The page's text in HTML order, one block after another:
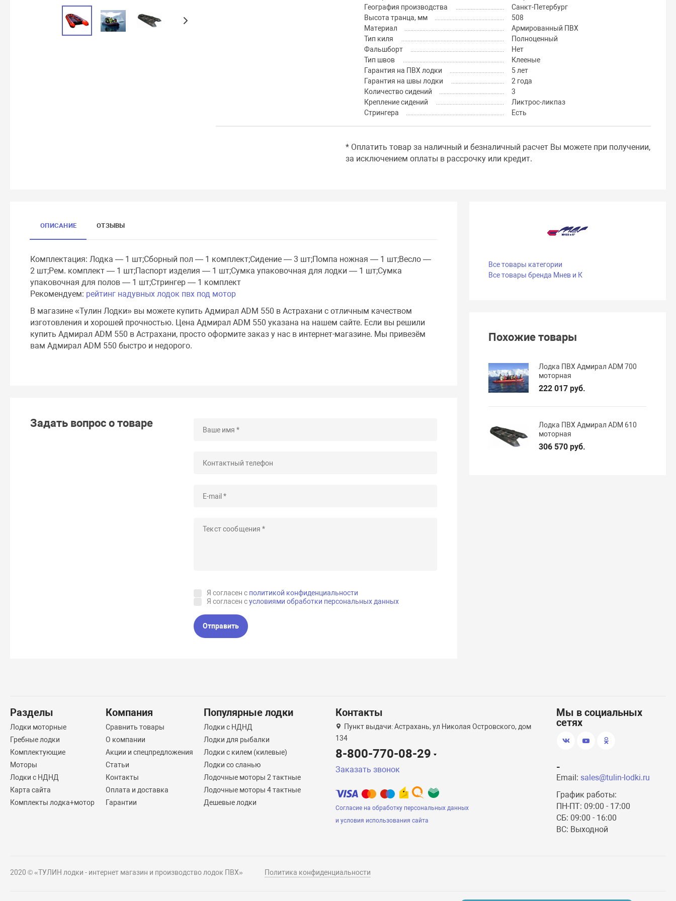
География производства
Санкт-Петербург
Высота транца, мм
508
Материал
Армированный ПВХ
Тип киля
Полноценный
Фальшборт
Нет
Тип швов
Клееные
Гарантия на ПВХ лодки
5 лет
Гарантия на швы лодки
2 года
Количество сидений
3
Крепление сидений
Ликтрос-ликпаз
Стрингера
Есть
* Оплатить товар за наличный и безналичный расчет Вы можете при получении,
за исключением оплаты в рассрочку или кредит.
ОПИСАНИЕ ОТЗЫВЫ
Комплектация: Лодка — 1 шт;Сборный пол — 1 комплект;Сидение — 3 шт;Помпа ножная — 1 шт;Весло —
2 шт;Рем. комплект — 1 шт;Паспорт изделия — 1 шт;Сумка упаковочная для лодки — 1 шт;Сумка
упаковочная для полов — 1 шт;Стрингер — 1 комплект
Рекомендуем: рейтинг надувных лодок пвх под мотор
В магазине «Тулин Лодки» вы можете купить Адмирал ADM 550 в Астрахани с отличным качеством
изготовления и хорошей прочностью. Цена Адмирал ADM 550 указана на нашем сайте. Если вы решили
купить Адмирал ADM 550 в Астрахани, просто оформите заказ у нас в интернет-магазине. Мы привезём
вам Адмирал ADM 550 быстро и недорого.
Задать вопрос о товаре
Я согласен с политикой конфиденциальности
Я согласен сусловиями обработки персональных данных
Отправить
Все товары категории
Все товары бренда Мнев и К
Похожие товары
Лодка ПВХ Адмирал ADM 700
моторная
222 017 руб.
Лодка ПВХ Адмирал ADM 610
моторная
306 570 руб.
Разделы
Лодки моторные
Гребные лодки
Комплектующие
Моторы
Лодки с НДНД
Карта сайта
Комплекты лодка+мотор
Компания
Сравнить товары
О компании
Акции и спецпредложения
Статьи
Контакты
Оплата и доставка
Гарантии
Популярные лодки
Лодки с НДНД
Лодки для рыбалки
Лодки с килем (килевые)
Лодки со сланью
Лодочные моторы 2 тактные
Лодочные моторы 4 тактные
Дешевые лодки
Контакты
Пункт выдачи: Астрахань, ул Николая Островского, дом
134
8-800-770-08-29
Заказать звонок
Согласие на обработку персональных данных
и условия использования сайта
Мы в социальных
сетях
-
Email: sales@tulin-lodki.ru
График работы:
ПН-ПТ: 09:00 - 17:00
СБ: 09:00 - 16:00
ВС: Выходной
2020 © «ТУЛИН лодки - интернет магазин и производство лодок ПВХ» Политика конфиденциальности